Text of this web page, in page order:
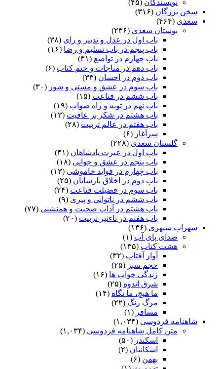
نویسندگان (۴۵)
سخن بزرگان (۳۱۶)
سعدی (۴۶۴)
بوستان سعدی (۲۳۶)
باب اول در عدل و تدبیر و رای (۳۸)
باب پنجم در باب تسلیم و رضا (۱۶)
باب چهارم در تواضع (۳۱)
باب دهم در مناجات و ختم کتاب (۶)
باب دوم در احسان (۳۳)
باب سوم در عشق و مستی و شور (۳۰)
باب ششم در قناعت (۱۵)
باب نهم در توبه و راه صواب (۱۹)
باب هشتم در شکر بر عافیت (۱۳)
باب هفتم در عالم تربیت (۲۸)
سرآغاز (۶)
گلستان سعدی (۲۲۸)
باب اول در عبرت پادشاهان (۴۱)
باب پنجم در عشق و جوانى (۱۸)
باب چهارم در فواید خاموشى (۱۳)
باب دوم در اخلاق پارسایان (۲۵)
باب سوم در فضیلت قناعت (۲۴)
باب ششم در ناتوانى و پیرى (۹)
باب هشتم در آداب صحبت و همنشنى (۷۷)
باب هفتم در تاءثیر تربیت (۲۰)
سهراب سپهری (۱۳۶)
صدای پای آب (۱)
هشت کتاب (۱۳۵)
آواز آفتاب (۳۲)
حجم سبز (۲۵)
زندگی خواب ها (۱۶)
شرق اندوه (۲۵)
ما هیچ، ما نگاه (۱۴)
مرگ رنگ (۲۲)
مسافر (۱)
شاهنامه فردوسی (۱,۰۳۴)
متن کامل شاهنامه فردوسی (۱,۰۳۴)
اسکندر (۵۰)
اشکانیان (۲)
بهمن (۶)